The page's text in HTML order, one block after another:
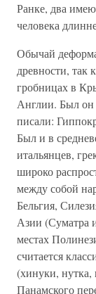
Ранке, два
человека
Обычай
древности, так
гробницах в
Англии. Был он
писали:
Был и в
итальянцев,
широко
между собой
Бельгия,
Азии (Суматра
местах
считается
(хинуки,
Панамского